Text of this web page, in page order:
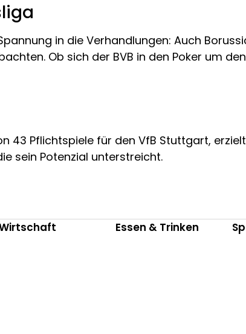
in die Verhandlungen: Auch
Ob sich der BVB in den Poker um
43 Pflichtspiele für den VfB Stuttgart,
sein Potenzial unterstreicht.
Essen & Trinken